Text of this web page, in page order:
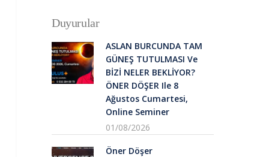
Duyurular
ASLAN BURCUNDA TAM
GÜNEŞ TUTULMASI Ve
BİZİ NELER BEKLİYOR?
ÖNER DÖŞER Ile 8
Ağustos Cumartesi,
Online Seminer
01/08/2026
Öner Döşer